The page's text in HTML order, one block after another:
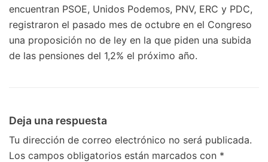
encuentran PSOE, Unidos Podemos, PNV, ERC y PDC,
registraron el pasado mes de octubre en el Congreso
una proposición no de ley en la que piden una subida
de las pensiones del 1,2% el próximo año.
Deja una respuesta
Tu dirección de correo electrónico no será publicada.
Los campos obligatorios están marcados con *